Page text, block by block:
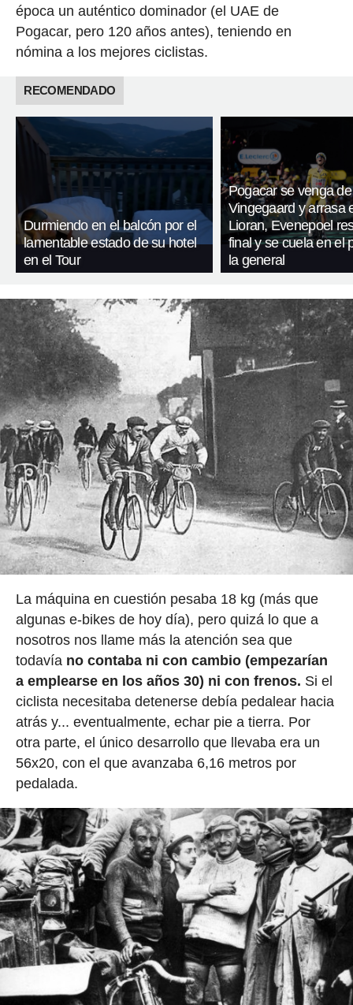
época un auténtico dominador (el UAE de
Pogacar, pero 120 años antes), teniendo en
nómina a los mejores ciclistas.
RECOMENDADO
Durmiendo en el balcón por el
lamentable estado de su hotel
en el Tour
Pogacar se venga de
Vingegaard y arrasa
Lioran, Evenepoel
final y se cuela en el
la general
La máquina en cuestión pesaba 18 kg (más que
algunas e-bikes de hoy día), pero quizá lo que a
nosotros nos llame más la atención sea que
todavía no contaba ni con cambio (empezarían
a emplearse en los años 30) ni con frenos. Si el
ciclista necesitaba detenerse debía pedalear hacia
atrás y... eventualmente, echar pie a tierra. Por
otra parte, el único desarrollo que llevaba era un
56x20, con el que avanzaba 6,16 metros por
pedalada.